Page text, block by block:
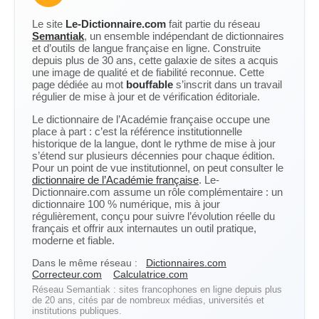
Le site Le-Dictionnaire.com fait partie du réseau
Semantiak, un ensemble indépendant de dictionnaires
et d’outils de langue française en ligne. Construite
depuis plus de 30 ans, cette galaxie de sites a acquis
une image de qualité et de fiabilité reconnue. Cette
page dédiée au mot bouffable s’inscrit dans un travail
régulier de mise à jour et de vérification éditoriale.
Le dictionnaire de l’Académie française occupe une
place à part : c’est la référence institutionnelle
historique de la langue, dont le rythme de mise à jour
s’étend sur plusieurs décennies pour chaque édition.
Pour un point de vue institutionnel, on peut consulter le
dictionnaire de l’Académie française. Le-
Dictionnaire.com assume un rôle complémentaire : un
dictionnaire 100 % numérique, mis à jour
régulièrement, conçu pour suivre l’évolution réelle du
français et offrir aux internautes un outil pratique,
moderne et fiable.
Dans le même réseau :
Dictionnaires.com
Correcteur.com
Calculatrice.com
Réseau Semantiak : sites francophones en ligne depuis plus
de 20 ans, cités par de nombreux médias, universités et
institutions publiques.